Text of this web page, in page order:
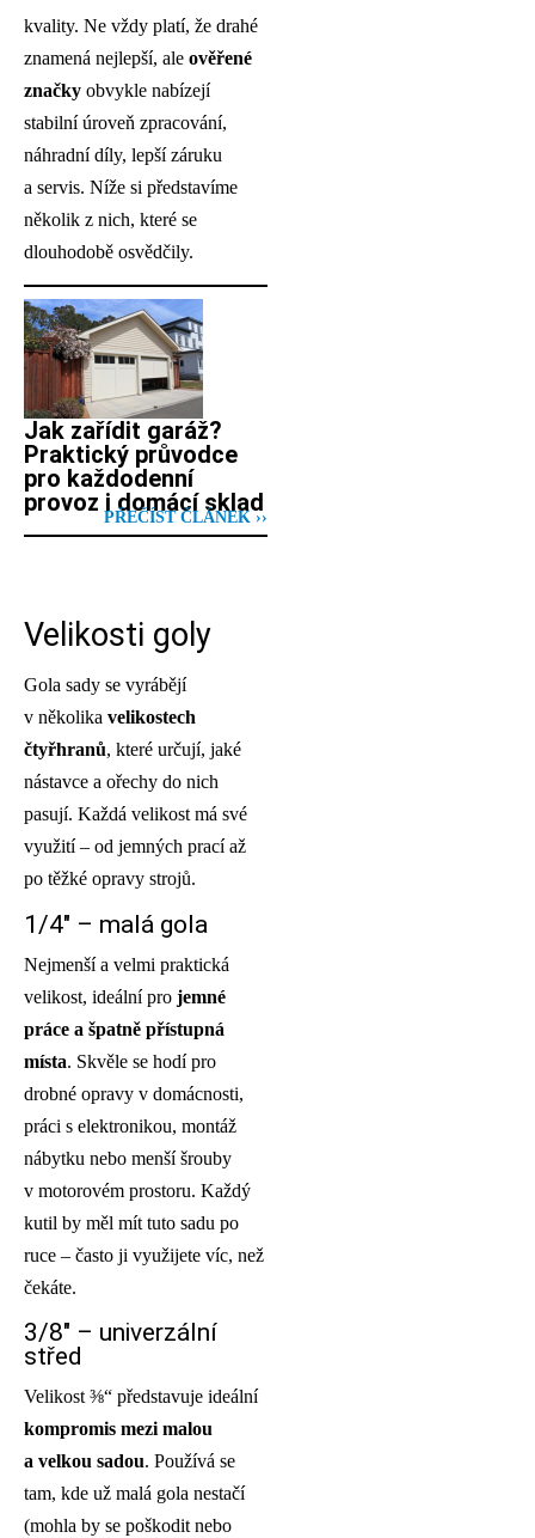
kvality. Ne vždy platí, že drahé
znamená nejlepší, ale ověřené
značky obvykle nabízejí
stabilní úroveň zpracování,
náhradní díly, lepší záruku
a servis. Níže si představíme
několik z nich, které se
dlouhodobě osvědčily.
Jak zařídit garáž?
Praktický průvodce
pro každodenní
provoz i domácí sklad
PŘEČÍST ČLÁNEK ››
Velikosti goly
Gola sady se vyrábějí
v několika velikostech
čtyřhranů, které určují, jaké
nástavce a ořechy do nich
pasují. Každá velikost má své
využití – od jemných prací až
po těžké opravy strojů.
1/4″ – malá gola
Nejmenší a velmi praktická
velikost, ideální pro jemné
práce a špatně přístupná
místa. Skvěle se hodí pro
drobné opravy v domácnosti,
práci s elektronikou, montáž
nábytku nebo menší šrouby
v motorovém prostoru. Každý
kutil by měl mít tuto sadu po
ruce – často ji využijete víc, než
čekáte.
3/8″ – univerzální
střed
Velikost ⅜“ představuje ideální
kompromis mezi malou
a velkou sadou. Používá se
tam, kde už malá gola nestačí
(mohla by se poškodit nebo